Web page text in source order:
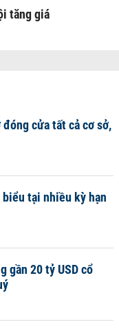
tăng giá
cửa tất cả cơ sở,
tại nhiều kỳ hạn
gần 20 tỷ USD cổ